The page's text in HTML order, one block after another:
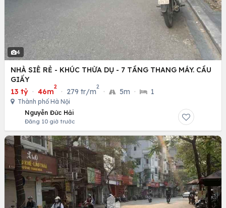
4
NHÀ SIÊ RẺ - KHÚC THỪA DỤ - 7 TẦNG THANG MÁY. CẦU
GIẤY
13 tỷ · 46m
2
· 279 tr/m
2
· 5m · 1
Thành phố Hà Nội
Nguyễn Đức Hải
Đăng 10 giờ trước